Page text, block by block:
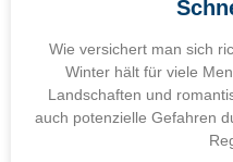
Wie versichert man sich
Winter hält für viele
Landschaften und
auch potenzielle Gefahren